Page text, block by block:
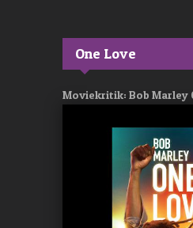
One Love
Moviekritik: Bob Marley